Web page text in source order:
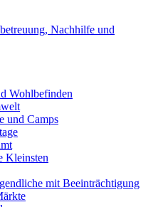
Nachhilfe und
Wohlbefinden
und Camps
Kleinsten
mit Beeinträchtigung